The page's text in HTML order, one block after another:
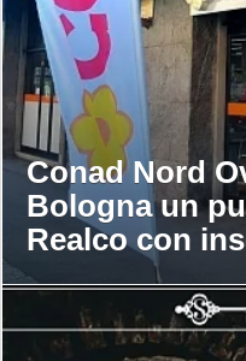
Conad Nord
Bologna un
Realco con